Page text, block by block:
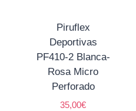
Piruflex
Deportivas
PF410-2 Blanca-
Rosa Micro
Perforado
35,00€